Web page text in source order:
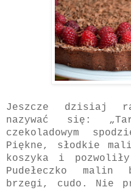
Jeszcze dzisiaj
nazywać się:
czekoladowym
Piękne, słodkie
koszyka i
Pudełeczko malin
brzegi, cudo. Nie